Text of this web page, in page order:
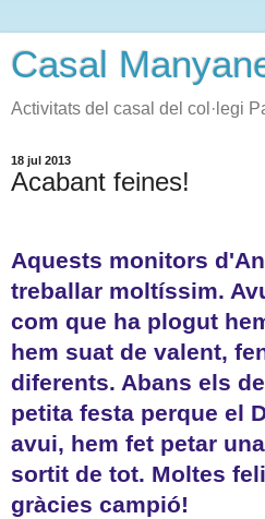
Casal
Activitats del casal del col·legi
18 jul 2013
Acabant feines!
Aquests monitors
treballar moltíssim.
com que ha plogut
hem suat de valent,
diferents. Abans els
petita festa perque el
avui, hem fet petar
sortit de tot. Moltes
gràcies campió!